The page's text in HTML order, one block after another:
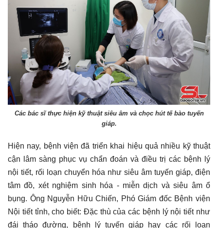
Các bác sĩ thực hiện kỹ thuật siêu âm và chọc hút tế bào tuyến
giáp.
Hiện nay, bệnh viện đã triển khai hiệu quả nhiều kỹ thuật
cận lâm sàng phục vụ chẩn đoán và điều trị các bệnh lý
nội tiết, rối loạn chuyển hóa như siêu âm tuyến giáp, điện
tâm đồ, xét nghiệm sinh hóa - miễn dịch và siêu âm ổ
bụng. Ông Nguyễn Hữu Chiến, Phó Giám đốc Bệnh viện
Nội tiết tỉnh, cho biết: Đặc thù của các bệnh lý nội tiết như
đái tháo đường, bệnh lý tuyến giáp hay các rối loạn